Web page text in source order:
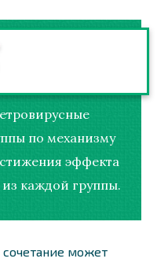
по механизму
эффекта
из каждой группы.
сочетание может